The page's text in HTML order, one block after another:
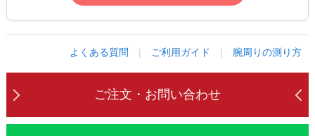
よくある質問 | ご利用ガイド | 腕周りの測り方
ご注文・お問い合わせ